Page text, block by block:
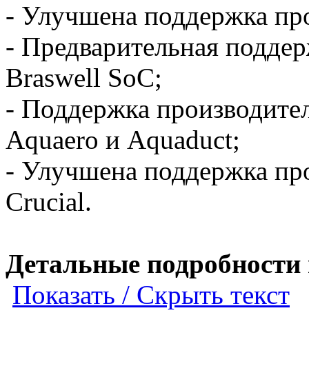
- Улучшена поддержка
- Предварительная
Braswell SoC;
- Поддержка
Aquaero и Aquaduct;
- Улучшена поддержка
Crucial.
Детальные
Показать / Скрыть текст